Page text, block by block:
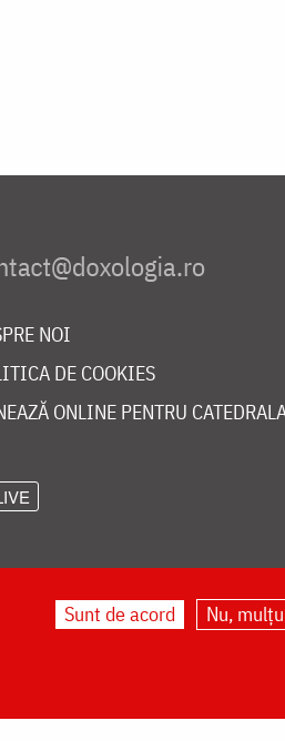
NOI
DE COOKIES
ONLINE PENTRU
Sunt de acord Nu,